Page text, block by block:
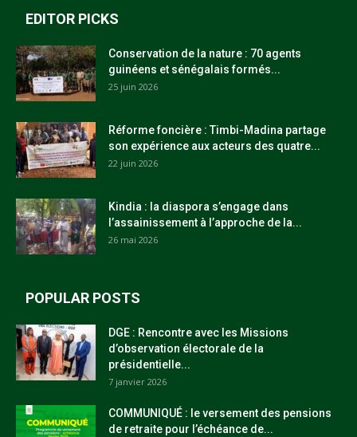
EDITOR PICKS
Conservation de la nature : 70 agents
guinéens et sénégalais formés...
25 juin 2026
Réforme foncière : Timbi-Madina partage
son expérience aux acteurs des quatre...
22 juin 2026
Kindia : la diaspora s’engage dans
l’assainissement à l’approche de la...
26 mai 2026
POPULAR POSTS
DGE : Rencontre avec les Missions
d’observation électorale de la
présidentielle...
7 janvier 2026
COMMUNIQUÉ : le versement des pensions
de retraite pour l’échéance de...